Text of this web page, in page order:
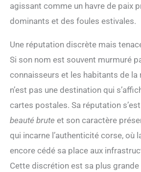
agissant comme un havre de paix
dominants et des foules estivales.
Une réputation discrète mais
Si son nom est souvent murmuré
connaisseurs et les habitants de la
n’est pas une destination qui
cartes postales. Sa réputation
beauté brute et son caractère
qui incarne l’authenticité corse, où
encore cédé sa place aux
Cette discrétion est sa plus grande